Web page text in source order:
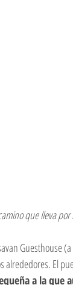
que lleva
Guesthouse
El
a la que